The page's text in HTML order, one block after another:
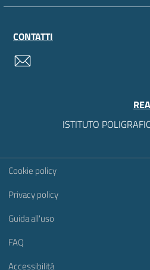
CONTATTI
ISTITUTO
Sezione Link Utili
Cookie policy
Privacy policy
Guida all'uso
FAQ
Accessibilità